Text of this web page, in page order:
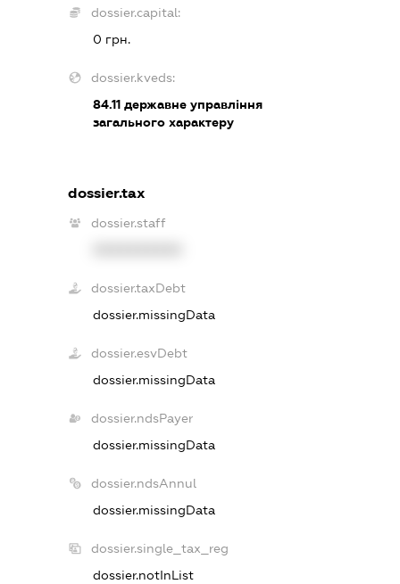
dossier.capital:
0 грн.
dossier.kveds:
84.11державне управління
загального характеру
dossier.tax
dossier.staff
dossier.taxDebt
dossier.missingData
dossier.esvDebt
dossier.missingData
dossier.ndsPayer
dossier.missingData
dossier.ndsAnnul
dossier.missingData
dossier.single_tax_reg
dossier.notInList